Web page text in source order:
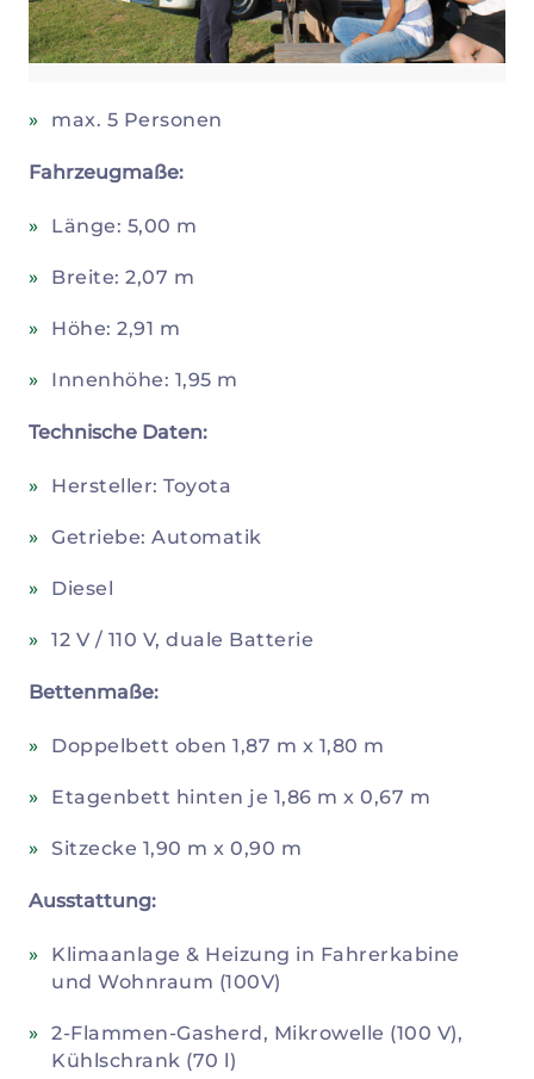
max. 5 Personen
Fahrzeugmaße:
Länge: 5,00 m
Breite: 2,07 m
Höhe: 2,91 m
Innenhöhe: 1,95 m
Technische Daten:
Hersteller: Toyota
Getriebe: Automatik
Diesel
12 V / 110 V, duale Batterie
Bettenmaße:
Doppelbett oben 1,87 m x 1,80 m
Etagenbett hinten je 1,86 m x 0,67 m
Sitzecke 1,90 m x 0,90 m
Ausstattung:
Klimaanlage & Heizung in Fahrerkabine
und Wohnraum (100V)
2-Flammen-Gasherd, Mikrowelle (100 V),
Kühlschrank (70 l)